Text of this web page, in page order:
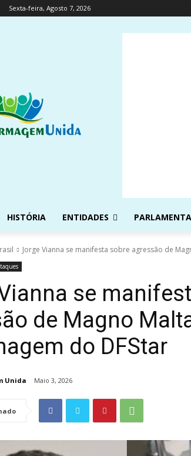
Sexta-feira, Agosto 7, 2026
HISTÓRIA ENTIDADES
Jorge Vianna se manifesta sobre agressão de
se
de Magno
do DFStar
Unida Maio 3, 2026